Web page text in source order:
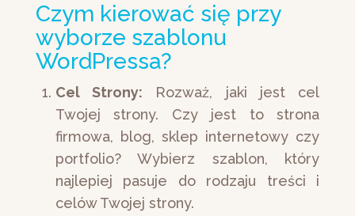
Czym kierować się przy
wyborze szablonu
WordPressa?
Cel Strony: Rozważ, jaki jest cel
Twojej strony. Czy jest to strona
firmowa, blog, sklep internetowy czy
portfolio? Wybierz szablon, który
najlepiej pasuje do rodzaju treści i
celów Twojej strony.